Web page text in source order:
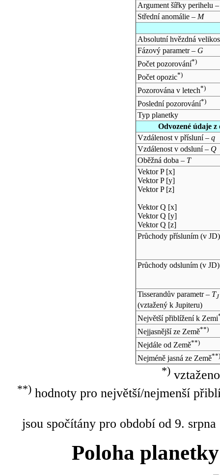
Argument šířky perihelu
Střední anomálie – M
Absolutní hvězdná
Fázový parametr – G
Počet pozorování*)
Počet opozic*)
Pozorována v letech*)
Poslední pozorování*)
Typ planetky
Odvozené údaje
Vzdálenost v přísluní – q
Vzdálenost v odsluní – Q
Oběžná doba – T
Vektor P [x]
Vektor P [y]
Vektor P [z]
Vektor Q [x]
Vektor Q [y]
Vektor Q [z]
Průchody přísluním (v JD)
Průchody odsluním (v JD)
Tisserandův parametr – TJ
(vztažený k Jupiteru)
Největší přiblížení k Zemi
Nejjasnější ze Země**)
Nejdále od Země**)
Nejméně jasná ze Země**)
*)
**)hodnoty pro největší/nejmenší
jsou spočítány pro období od 9.
Poloha